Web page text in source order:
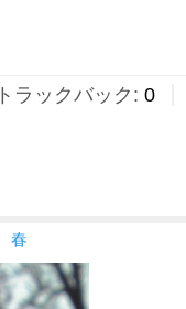
トラックバック: 0
春